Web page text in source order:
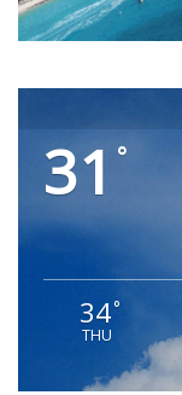
31 °
34°
THU